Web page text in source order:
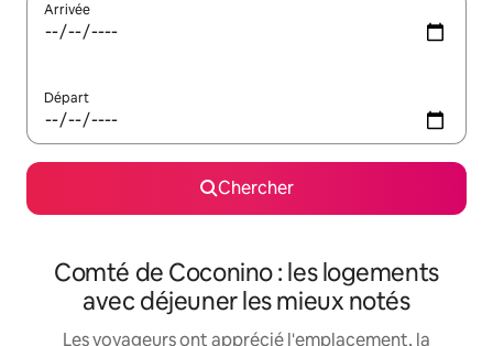
Arrivée
Départ
Chercher
Comté de Coconino : les logements
avec déjeuner les mieux notés
Les voyageurs ont apprécié l'emplacement, la